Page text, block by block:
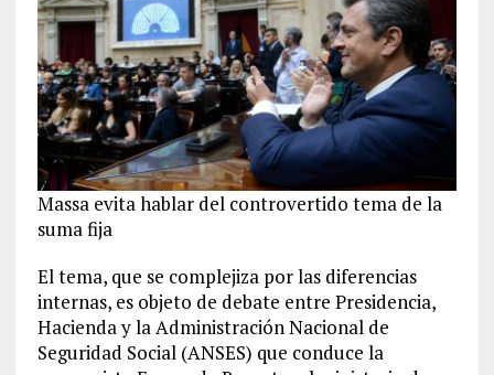
Massa evita hablar del controvertido tema de la
suma fija
El tema, que se complejiza por las diferencias
internas, es objeto de debate entre Presidencia,
Hacienda y la Administración Nacional de
Seguridad Social (ANSES) que conduce la